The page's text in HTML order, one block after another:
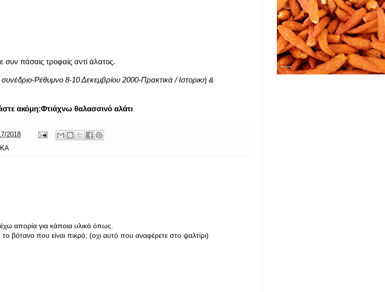
πάσαις τροφαίς αντί άλατος.
συνέδριο-Ρέθυμνο 8-10 Δεκεμβρίου 2000-Πρακτικά / Ιστορική &
ακόμη:Φτιάχνω θαλασσινό αλάτι
2018
απορία για κάποια υλικά όπως.
βότανο που είναι πικρό; (οχι αυτό που αναφέρετε στο ψαλτίρι)